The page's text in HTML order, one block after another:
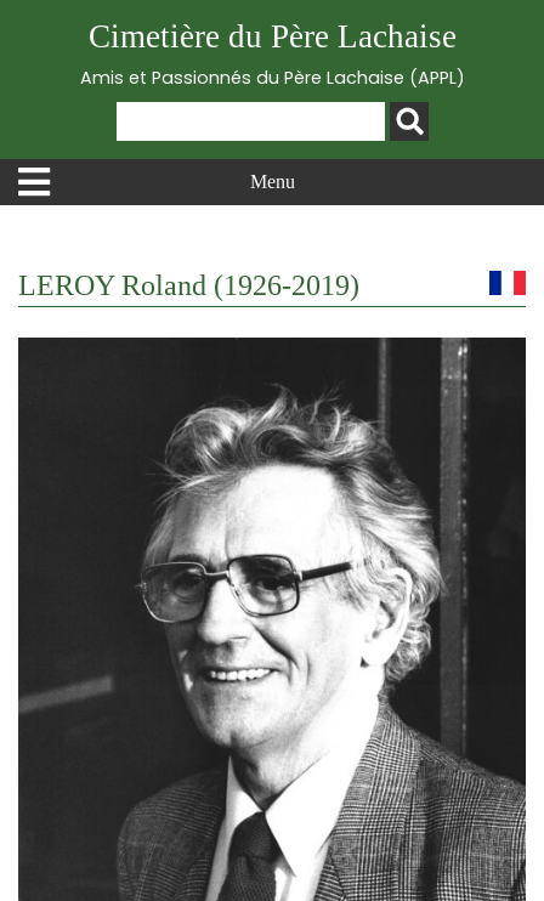
Cimetière du Père Lachaise
Amis et Passionnés du Père Lachaise (APPL)
Menu
LEROY Roland (1926-2019)